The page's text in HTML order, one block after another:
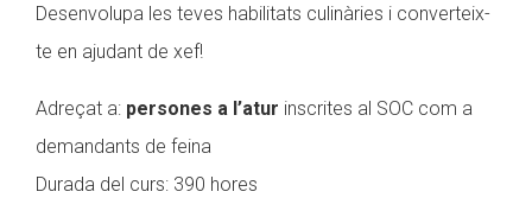
Desenvolupa les teves habilitats culinàries i converteix-
te en ajudant de xef!
Adreçat a: persones a l’atur inscrites al SOC com a
demandants de feina
Durada del curs: 390 hores